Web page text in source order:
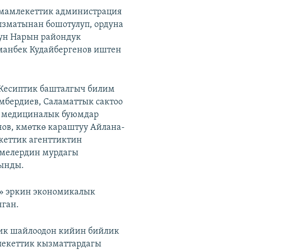
администрация
бошотулуп, ордуна
Нарын райондук
Кудайбергенов иштен
башталгыч билим
Саламаттык сактоо
буюмдар
кмөткө караштуу Айлана-
агенттиктин
мурдагы
эркин экономикалык
шайлоодон кийин бийлик
кызматтардагы